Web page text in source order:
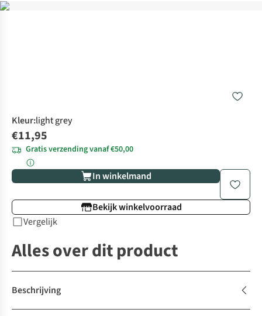
Kleur:light grey
€11,95
Gratis verzending vanaf €50,00
In winkelmand
Bekijk winkelvoorraad
Vergelijk
Alles over dit product
Beschrijving